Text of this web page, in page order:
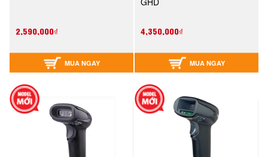
2,590,000₫
MUA NGAY
4,350,000₫
MUA NGAY